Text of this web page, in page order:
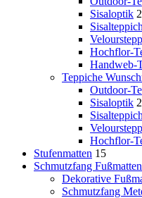
Sisaloptik
Hochflor-
Handweb-
Teppiche
Outdoor-
Sisaloptik
Hochflor-
Stufenmatten 15
Schmutzfang
Dekorative
Schmutzfang